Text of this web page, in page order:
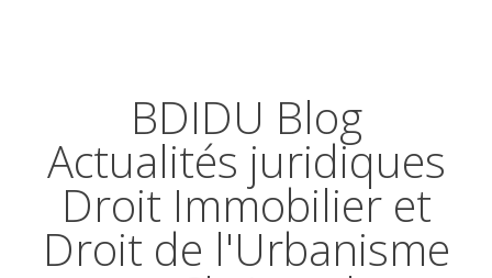
BDIDU Blog
Actualités juridiques
Droit Immobilier et
Droit de l'Urbanisme